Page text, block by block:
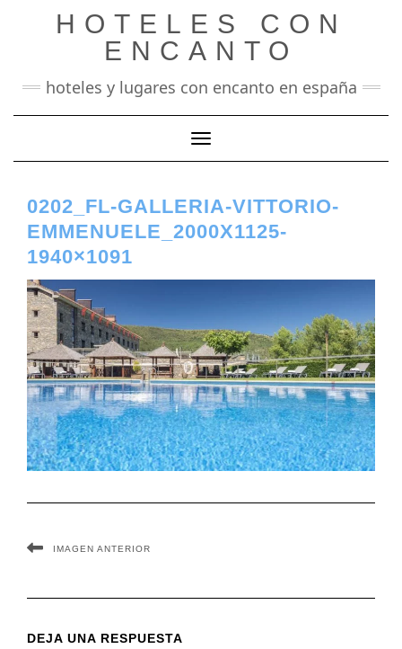
HOTELES CON
ENCANTO
hoteles y lugares con encanto en españa
Cambiar modo de navegación
0202_FL-GALLERIA-VITTORIO-
EMMENUELE_2000X1125-
1940×1091
IMAGEN ANTERIOR
DEJA UNA RESPUESTA